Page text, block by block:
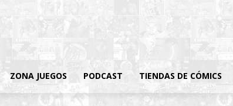
ZONA JUEGOS PODCAST TIENDAS DE CÓMICS